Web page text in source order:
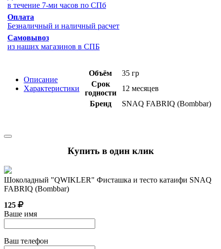
в течение 7-ми часов по СПб
Оплата
Безналичный и наличный расчет
Самовывоз
из наших магазинов в СПБ
Описание
Характеристики
Объём
35 гр
Срок
годности
12 месяцев
Бренд
SNAQ FABRIQ (Bombbar)
Купить в один клик
Шоколадный "QWIKLER" Фисташка и тесто катаифи SNAQ
FABRIQ (Bombbar)
125
Ваше имя
Ваш телефон